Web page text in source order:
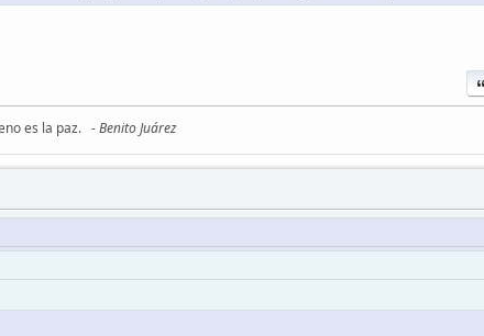
es la paz. - Benito Juárez